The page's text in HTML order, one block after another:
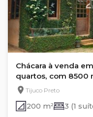
Chácara à venda
quartos, com 8500
Tijuco Preto
200 m² 3 (1